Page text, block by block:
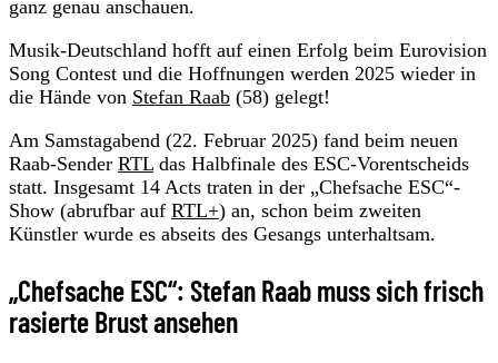
ganz genau anschauen.
Musik-Deutschland hofft auf einen Erfolg beim Eurovision
Song Contest und die Hoffnungen werden 2025 wieder in
die Hände von Stefan Raab (58) gelegt!
Am Samstagabend (22. Februar 2025) fand beim neuen
Raab-Sender RTL das Halbfinale des ESC-Vorentscheids
statt. Insgesamt 14 Acts traten in der „Chefsache ESC“-
Show (abrufbar auf RTL+) an, schon beim zweiten
Künstler wurde es abseits des Gesangs unterhaltsam.
„Chefsache ESC“: Stefan Raab muss sich frisch
rasierte Brust ansehen